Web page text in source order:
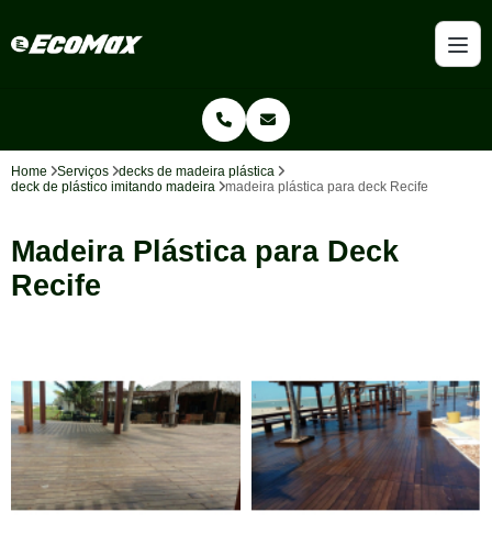
Home Serviços
decks de madeira plástica
deck de plástico imitando madeira
madeira plástica para deck Recife
Madeira Plástica para Deck
Recife